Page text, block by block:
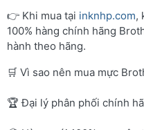
👉 Khi mua tại inknhp.com,
100% hàng chính hãng
hành theo hãng.
🛒 Vì sao nên mua mực
🏆 Đại lý phân phối chính